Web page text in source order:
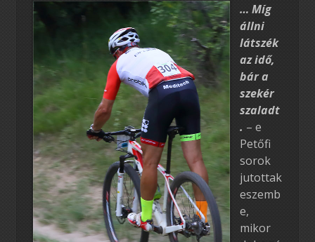
… Míg
állni
látszék
az idő,
bár a
szekér
szaladt
. – e
Petőfi
sorok
jutottak
eszemb
e,
mikor